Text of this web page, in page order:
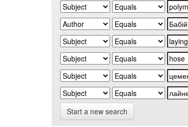
Start a new search